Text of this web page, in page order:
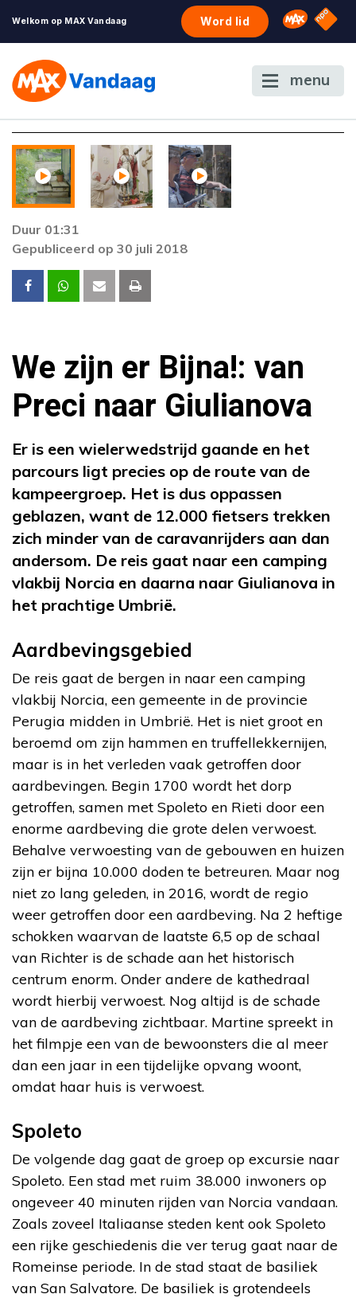
Welkom op MAX Vandaag Word lid Omroep
NPO
menu
Duur 01:31
Gepubliceerd op 30 juli 2018
We zijn er Bijna!: van
Preci naar Giulianova
Er is een wielerwedstrijd gaande en het
parcours ligt precies op de route van de
kampeergroep. Het is dus oppassen
geblazen, want de 12.000 fietsers trekken
zich minder van de caravanrijders aan dan
andersom. De reis gaat naar een camping
vlakbij Norcia en daarna naar Giulianova in
het prachtige Umbrië.
Aardbevingsgebied
De reis gaat de bergen in naar een camping
vlakbij Norcia, een gemeente in de provincie
Perugia midden in Umbrië. Het is niet groot en
beroemd om zijn hammen en truffellekkernijen,
maar is in het verleden vaak getroffen door
aardbevingen. Begin 1700 wordt het dorp
getroffen, samen met Spoleto en Rieti door een
enorme aardbeving die grote delen verwoest.
Behalve verwoesting van de gebouwen en huizen
zijn er bijna 10.000 doden te betreuren. Maar nog
niet zo lang geleden, in 2016, wordt de regio
weer getroffen door een aardbeving. Na 2 heftige
schokken waarvan de laatste 6,5 op de schaal
van Richter is de schade aan het historisch
centrum enorm. Onder andere de kathedraal
wordt hierbij verwoest. Nog altijd is de schade
van de aardbeving zichtbaar. Martine spreekt in
het filmpje een van de bewoonsters die al meer
dan een jaar in een tijdelijke opvang woont,
omdat haar huis is verwoest.
Spoleto
De volgende dag gaat de groep op excursie naar
Spoleto. Een stad met ruim 38.000 inwoners op
ongeveer 40 minuten rijden van Norcia vandaan.
Zoals zoveel Italiaanse steden kent ook Spoleto
een rijke geschiedenis die ver terug gaat naar de
Romeinse periode. In de stad staat de basiliek
van San Salvatore. De basiliek is grotendeels